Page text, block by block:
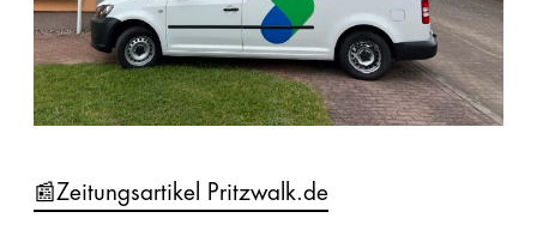
📰Zeitungsartikel Pritzwalk.de